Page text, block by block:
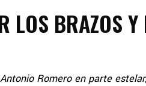
LOS BRAZOS
Romero en parte